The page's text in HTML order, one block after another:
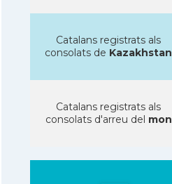
Catalans registrats als
consolats de Kazakhstan
Catalans registrats als
consolats d'arreu del mon